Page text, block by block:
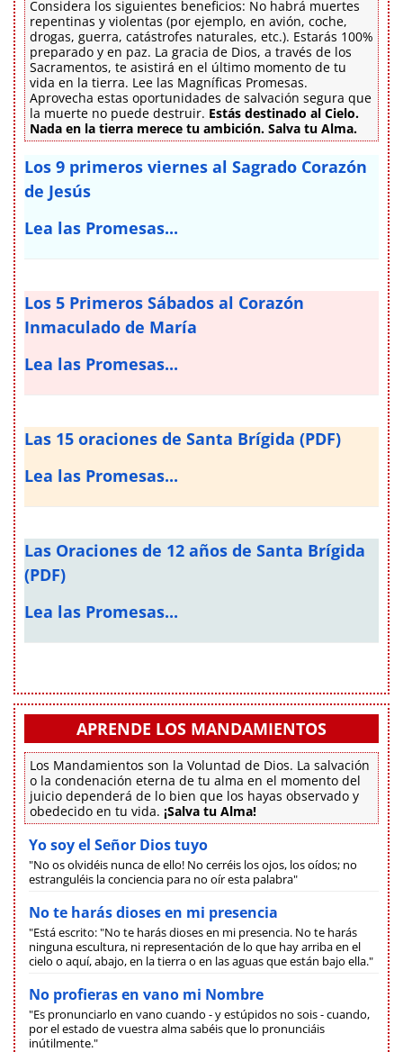
Considera los siguientes beneficios: No habrá muertes
repentinas y violentas (por ejemplo, en avión, coche,
drogas, guerra, catástrofes naturales, etc.). Estarás 100%
preparado y en paz. La gracia de Dios, a través de los
Sacramentos, te asistirá en el último momento de tu
vida en la tierra. Lee las Magníficas Promesas.
Aprovecha estas oportunidades de salvación segura que
la muerte no puede destruir. Estás destinado al Cielo.
Nada en la tierra merece tu ambición. Salva tu Alma.
Los 9 primeros viernes al Sagrado Corazón
de Jesús
Lea las Promesas...
Los 5 Primeros Sábados al Corazón
Inmaculado de María
Lea las Promesas...
Las 15 oraciones de Santa Brígida (PDF)
Lea las Promesas...
Las Oraciones de 12 años de Santa Brígida
(PDF)
Lea las Promesas...
APRENDE LOS MANDAMIENTOS
Los Mandamientos son la Voluntad de Dios. La salvación
o la condenación eterna de tu alma en el momento del
juicio dependerá de lo bien que los hayas observado y
obedecido en tu vida. ¡Salva tu Alma!
Yo soy el Señor Dios tuyo
"No os olvidéis nunca de ello! No cerréis los ojos, los oídos; no
estranguléis la conciencia para no oír esta palabra"
No te harás dioses en mi presencia
"Está escrito: "No te harás dioses en mi presencia. No te harás
ninguna escultura, ni representación de lo que hay arriba en el
cielo o aquí, abajo, en la tierra o en las aguas que están bajo ella."
No profieras en vano mi Nombre
"Es pronunciarlo en vano cuando - y estúpidos no sois - cuando,
por el estado de vuestra alma sabéis que lo pronunciáis
inútilmente."